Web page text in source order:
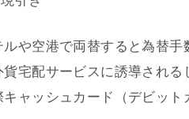
ルや空港で両替すると為替
貨宅配サービスに誘導され
キャッシュカード（デビッ